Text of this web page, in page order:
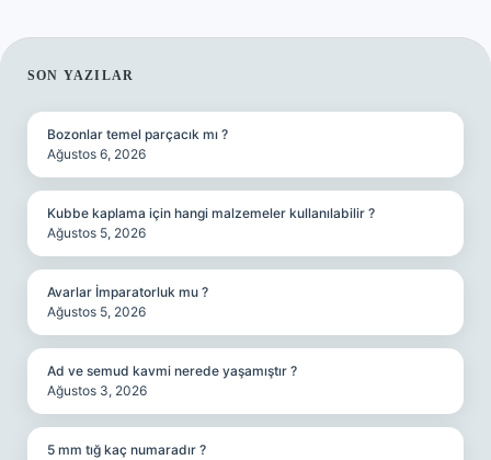
SIDEBAR
SON YAZILAR
Bozonlar temel parçacık mı ?
Ağustos 6, 2026
Kubbe kaplama için hangi malzemeler kullanılabilir ?
Ağustos 5, 2026
Avarlar İmparatorluk mu ?
Ağustos 5, 2026
Ad ve semud kavmi nerede yaşamıştır ?
Ağustos 3, 2026
5 mm tığ kaç numaradır ?